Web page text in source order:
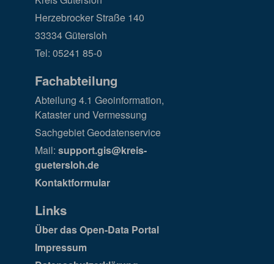
Herzebrocker Straße 140
33334 Gütersloh
Tel: 05241 85-0
Fachabteilung
Abteilung 4.1 Geoinformation,
Kataster und Vermessung
Sachgebiet Geodatenservice
Mail: support.gis@kreis-
guetersloh.de
Kontaktformular
Links
Über das Open-Data Portal
Impressum